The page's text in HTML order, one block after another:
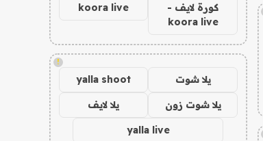
كورة لايف -
koora live
koora live
!
يلا شوت yalla shoot
يلا شوت زون يلا لايف
yalla live